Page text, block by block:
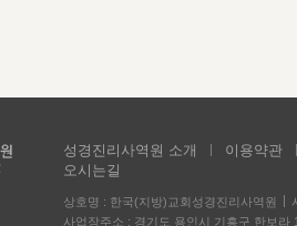
성경진리사역원 소개 이용약관
오시는길
상호명 : 한국(지방)교회성경진리사역원
사업장주소 : 경기도 용인시 기흥구 한보라